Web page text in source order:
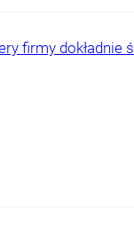
firmy dokładnie